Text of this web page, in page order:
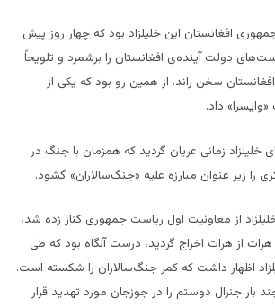
افغانستان این خلیلزاد بود که چهار روز پیش
دولت آینده‌ی افغانستان را برشمرد و تلویحاً
سخن راند. از همین رو بود که یکی از
داد.
خلیلزاد زمانی عریان گردید که همزمان با جنگ در
را زیر عنوان مبارزه علیه «جنگ‌سالاران» گشود.
از معاونیت اول ریاست جمهوری کناز زده شد،
از هرات اخراج گردید، درست آنگاه بود که طی
اظهار داشت که کمر جنگ‌سالاران را شکسته است.
بار جنرال دوستم را در جوزجان مورد تهدید قرار